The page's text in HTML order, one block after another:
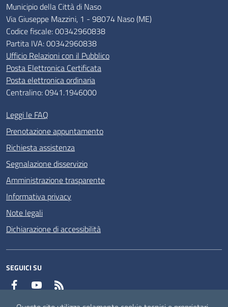
Municipio della Città di Naso
Via Giuseppe Mazzini, 1 - 98074 Naso (ME)
Codice fiscale: 00342960838
Partita IVA: 00342960838
Ufficio Relazioni con il Pubblico
Posta Elettronica Certificata
Posta elettronica ordinaria
Centralino: 0941.1946000
Leggi le FAQ
Prenotazione appuntamento
Richiesta assistenza
Segnalazione disservizio
Amministrazione trasparente
Informativa privacy
Note legali
Dichiarazione di accessibilità
SEGUICI SU
Facebook YouTube